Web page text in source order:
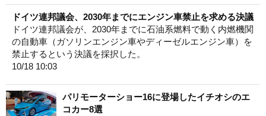
ドイツ連邦議会、2030年までにエンジン車禁止を求める決議
ドイツ連邦議会が、2030年までに石油系燃料で動く内燃機関
の自動車（ガソリンエンジン車やディーゼルエンジン車）を
禁止するという決議を採択した。
10/18 10:03
パリモーターショー16に登場したイチオシのエ
コカー8選